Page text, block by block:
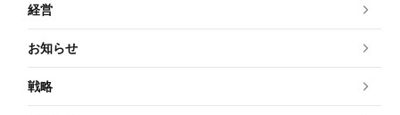
経営
お知らせ
戦略